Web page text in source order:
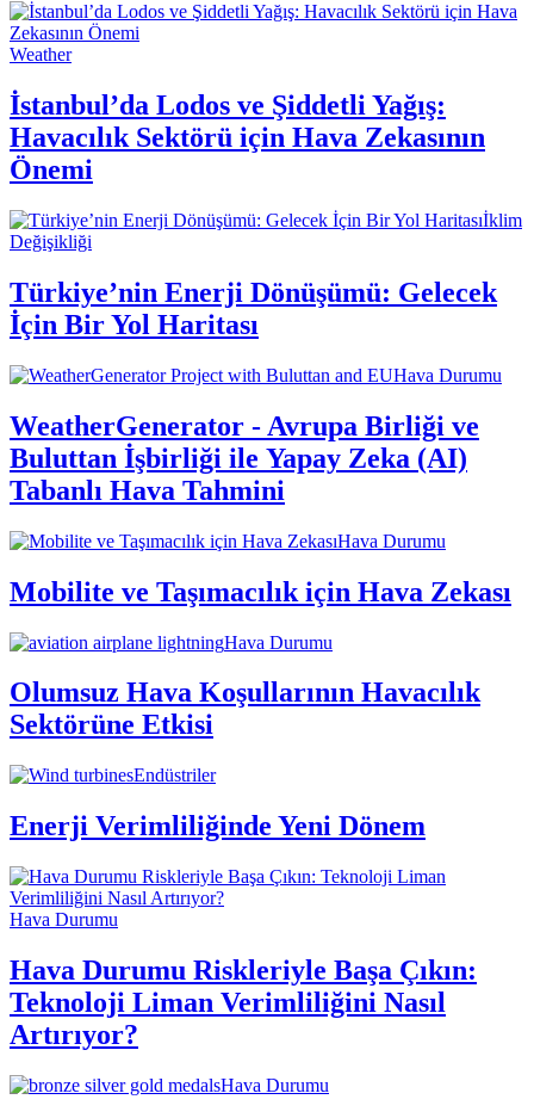
Weather
İstanbul’da Lodos ve Şiddetli Yağış:
Havacılık Sektörü için Hava Zekasının
Önemi
İklim
Değişikliği
Türkiye’nin Enerji Dönüşümü: Gelecek
İçin Bir Yol Haritası
Hava Durumu
WeatherGenerator - Avrupa Birliği ve
Buluttan İşbirliği ile Yapay Zeka (AI)
Tabanlı Hava Tahmini
Hava Durumu
Mobilite ve Taşımacılık için Hava Zekası
Hava Durumu
Olumsuz Hava Koşullarının Havacılık
Sektörüne Etkisi
Endüstriler
Enerji Verimliliğinde Yeni Dönem
Hava Durumu
Hava Durumu Riskleriyle Başa Çıkın:
Teknoloji Liman Verimliliğini Nasıl
Artırıyor?
Hava Durumu